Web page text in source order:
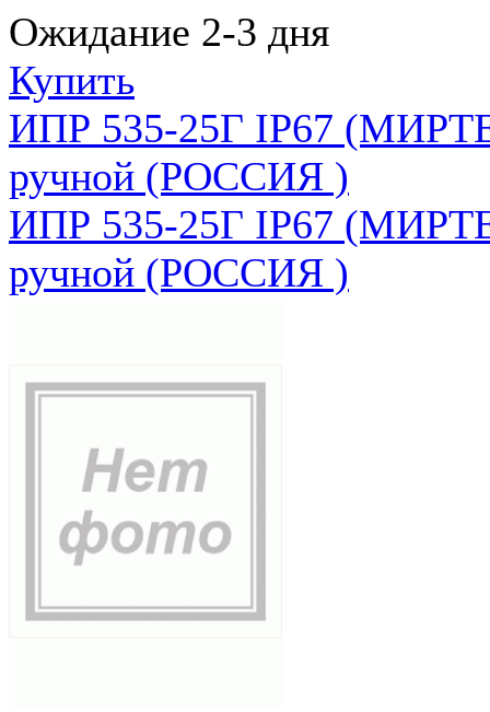
Ожидание 2-3 дня
Купить
ИПР 535-25Г IP67
ручной (РОССИЯ )
ИПР 535-25Г IP67
ручной (РОССИЯ )